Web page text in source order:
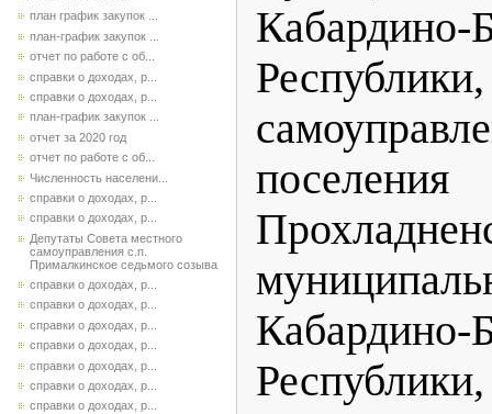
план график закупок ...
план-график закупок ...
отчет по работе с об...
справки о доходах, р...
справки о доходах, р...
план-график закупок ...
отчет за 2020 год
отчет по работе с об...
Численность населени...
справки о доходах, р...
справки о доходах, р...
Депутаты Совета местного
самоуправления с.п.
Прималкинское седьмого созыва
справки о доходах, р...
справки о доходах, р...
справки о доходах, р...
справки о доходах, р...
справки о доходах, р...
справки о доходах, р...
справки о доходах, р...
Кабардино-
Кабардино-